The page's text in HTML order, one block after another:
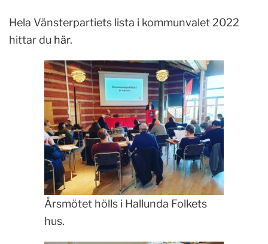
Hela Vänsterpartiets lista i kommunvalet 2022
hittar du här.
Årsmötet hölls i Hallunda Folkets
hus.